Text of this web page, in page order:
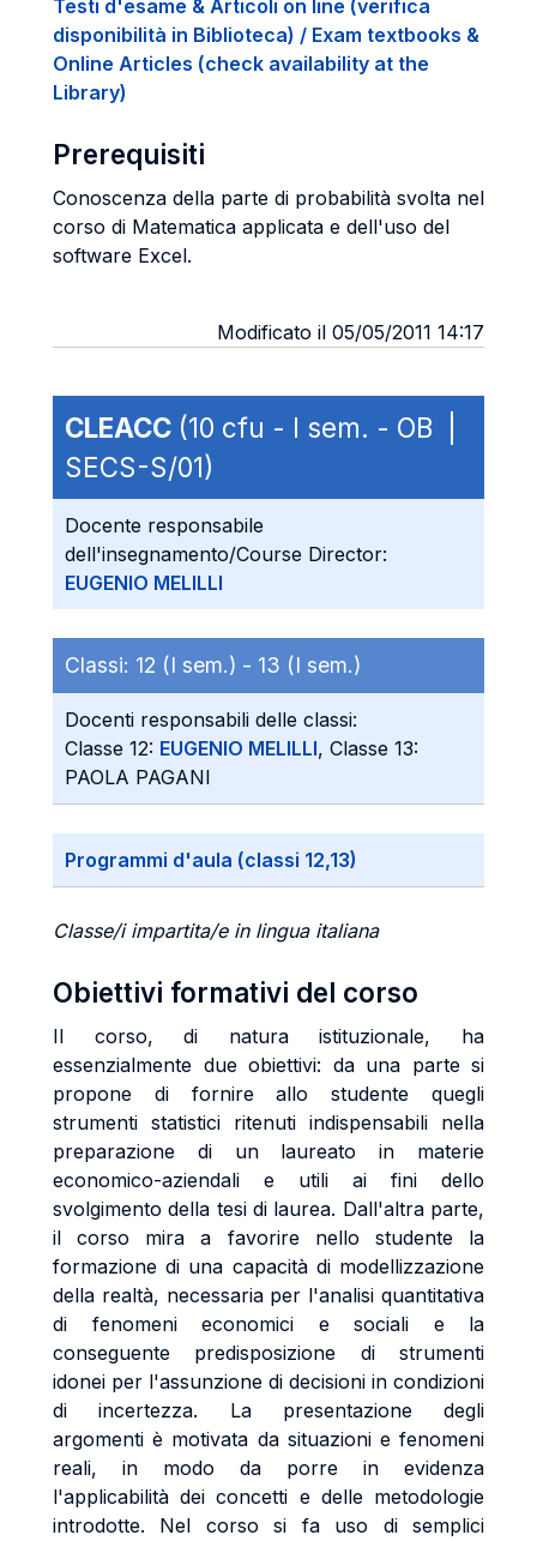
Testi d'esame & Articoli on line (verifica
disponibilità in Biblioteca) / Exam textbooks &
Online Articles (check availability at the
Library)
Prerequisiti
Conoscenza della parte di probabilità svolta nel
corso di Matematica applicata e dell'uso del
software Excel.
Modificato il 05/05/2011 14:17
CLEACC (10 cfu - I sem. - OB |
SECS-S/01)
Docente responsabile
dell'insegnamento/Course Director:
EUGENIO MELILLI
Classi: 12 (I sem.) - 13 (I sem.)
Docenti responsabili delle classi:
Classe 12: EUGENIO MELILLI, Classe 13:
PAOLA PAGANI
Programmi d'aula (classi 12,13)
Classe/i impartita/e in lingua italiana
Obiettivi formativi del corso
Il corso, di natura istituzionale, ha
essenzialmente due obiettivi: da una parte si
propone di fornire allo studente quegli
strumenti statistici ritenuti indispensabili nella
preparazione di un laureato in materie
economico-aziendali e utili ai fini dello
svolgimento della tesi di laurea. Dall'altra parte,
il corso mira a favorire nello studente la
formazione di una capacità di modellizzazione
della realtà, necessaria per l'analisi quantitativa
di fenomeni economici e sociali e la
conseguente predisposizione di strumenti
idonei per l'assunzione di decisioni in condizioni
di incertezza. La presentazione degli
argomenti è motivata da situazioni e fenomeni
reali, in modo da porre in evidenza
l'applicabilità dei concetti e delle metodologie
introdotte. Nel corso si fa uso di semplici